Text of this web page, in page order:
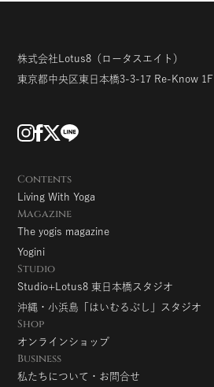
株式会社Lotus8 （ロータスエイト）
東京都中央区東日本橋3-3-17 Re-Know 1F
Contents
Living With Yoga
Magazine
The yogis magazine
Yogini
Studio
Studio+Lotus8 東日本橋スタジオ
沖縄・小浜島「はいむるぶし」スタジオ
Shop
オンラインショップ
Business
私たちについて・お問合せ